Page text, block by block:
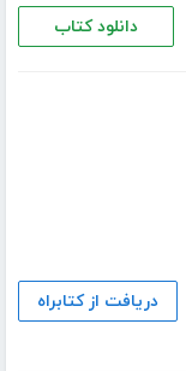
دانلود کتاب
دریافت از کتابراه